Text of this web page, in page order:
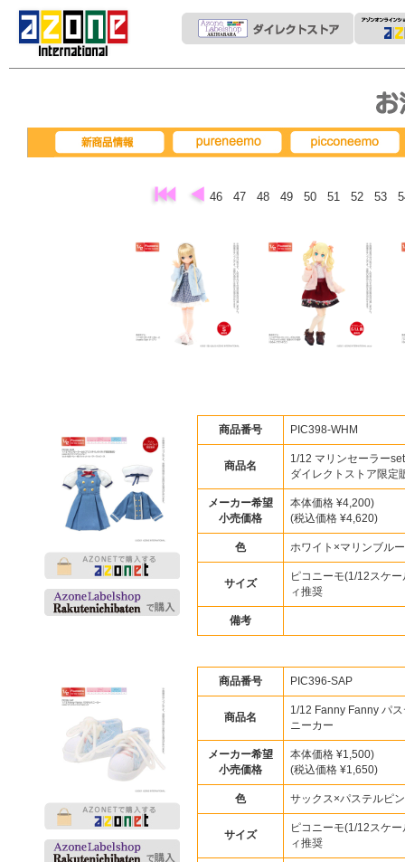
46 47 48 49 50 51 52 53
商品番号 PIC398-WHM
商品名
1/12 マリンセーラー
ダイレクトストア限定
メーカー希望
小売価格
本体価格 ¥4,200)
(税込価格 ¥4,620)
色 ホワイト×マリンブルー
サイズ
ピコニーモ(1/12スケ
ィ推奨
備考
商品番号 PIC396-SAP
商品名
1/12 Fanny Fanny パ
ニーカー
メーカー希望
小売価格
本体価格 ¥1,500)
(税込価格 ¥1,650)
色 サックス×パステルピ
サイズ
ピコニーモ(1/12スケ
ィ推奨